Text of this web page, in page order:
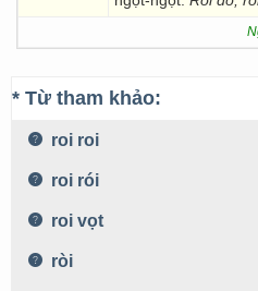
* Từ tham khảo:
roi roi
roi rói
roi vọt
ròi